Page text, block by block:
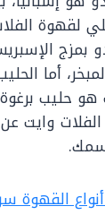
لقهوة
بمزج
أما
هو حليب
وايت
القهوة